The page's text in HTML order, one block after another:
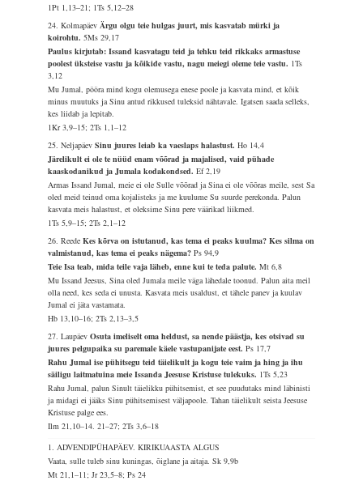
1Pt 1,13–21; 1Ts 5,12–28
24. KolmapäevÄrgu olgu teie hulgas juurt, mis kasvatab mürki ja
koirohtu.5Ms 29,17
Paulus kirjutab: Issand kasvatagu teid ja tehku teid rikkaks armastuse
poolest üksteise vastu ja kõikide vastu, nagu meiegi oleme teie vastu. 1Ts
3,12
Mu Jumal, pööra mind kogu olemusega enese poole ja kasvata mind, et kõik
minus muutuks ja Sinu antud rikkused tuleksid nähtavale. Igatsen saada selleks,
kes liidab ja lepitab.
1Kr 3,9–15; 2Ts 1,1–12
25. NeljapäevSinu juures leiab ka vaeslaps halastust.Ho 14,4
Järelikult ei ole te nüüd enam võõrad ja majalised, vaid pühade
kaaskodanikud ja Jumala kodakondsed.Ef 2,19
Armas Issand Jumal, meie ei ole Sulle võõrad ja Sina ei ole võõras meile, sest Sa
oled meid teinud oma kojalisteks ja me kuulume Su suurde perekonda. Palun
kasvata meis halastust, et oleksime Sinu pere väärikad liikmed.
1Ts 5,9–15; 2Ts 2,1–12
26. ReedeKes kõrva on istutanud, kas tema ei peaks kuulma? Kes silma on
valmistanud, kas tema ei peaks nägema?Ps 94,9
Teie Isa teab, mida teile vaja läheb, enne kui te teda palute.Mt 6,8
Mu Issand Jeesus, Sina oled Jumala meile väga lähedale toonud. Palun aita meil
olla need, kes seda ei unusta. Kasvata meis usaldust, et tähele panev ja kuulav
Jumal ei jäta vastamata.
Hb 13,10–16; 2Ts 2,13–3,5
27. LaupäevOsuta imeliselt oma heldust, sa nende päästja, kes otsivad su
juures pelgupaika su paremale käele vastupanijate eest.Ps 17,7
Rahu Jumal ise pühitsegu teid täielikult ja kogu teie vaim ja hing ja ihu
säiligu laitmatuina meie Issanda Jeesuse Kristuse tulekuks. 1Ts 5,23
Rahu Jumal, palun Sinult täielikku pühitsemist, et see puudutaks mind läbinisti
ja midagi ei jääks Sinu pühitsemisest väljapoole. Tahan täielikult seista Jeesuse
Kristuse palge ees.
Ilm 21,10–14. 21–27; 2Ts 3,6–18
1. ADVENDIPÜHAPÄEV. KIRIKUAASTA ALGUS
Vaata, sulle tuleb sinu kuningas, õiglane ja aitaja.Sk 9,9b
Mt 21,1–11; Jr 23,5–8; Ps 24